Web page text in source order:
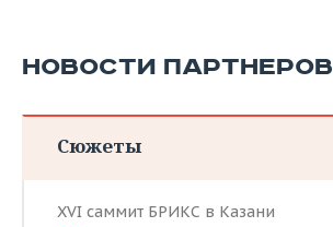
НОВОСТИ ПАРТНЕРОВ
Сюжеты
XVI саммит БРИКС в Казани